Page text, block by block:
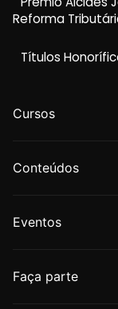
Reforma
Títulos
Cursos
Conteúdos
Eventos
Faça parte